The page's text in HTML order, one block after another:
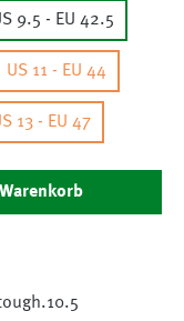
9.5 - EU 42.5
US 11 - EU 44
13 - EU 47
Wert